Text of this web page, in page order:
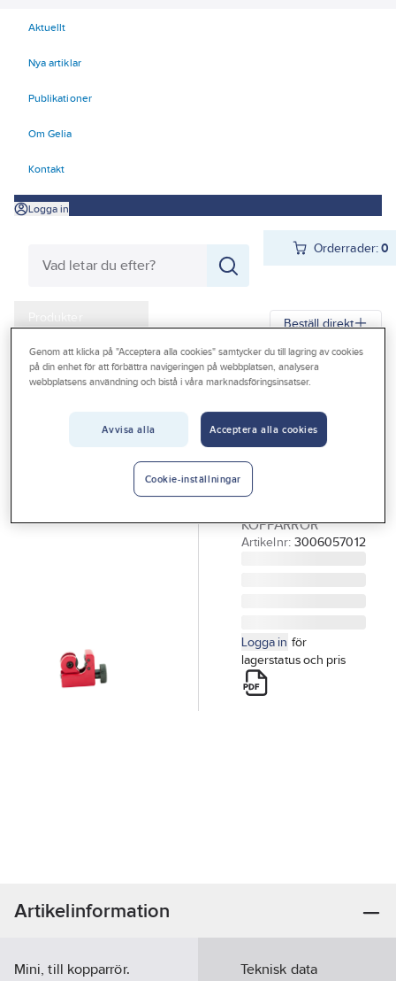
Aktuellt
Nya artiklar
Publikationer
Om Gelia
Kontakt
Logga in
Orderrader:0
Produkter
Kampanjer
Outlet
Beställ direkt
Gelia Produkter
Gelia Verktyg, maskiner & hantering
Röravskärare
KOPPARRÖR
Artikelnr: 3006057012
Logga in för
lagerstatus och pris
Artikelinformation
Mini, till kopparrör.
Teknisk data
Genom att klicka på "Acceptera alla cookies" samtycker du till lagring av cookies
på din enhet för att förbättra navigeringen på webbplatsen, analysera
webbplatsens användning och bistå i våra marknadsföringsinsatser.
Avvisa alla Acceptera alla cookies
Cookie-inställningar